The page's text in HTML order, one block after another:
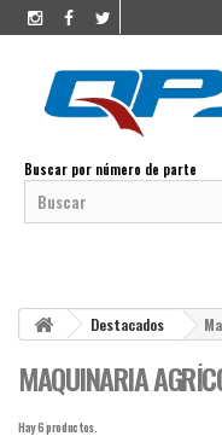
Buscar por número de parte
Destacados
MAQUINARIA
Hay 6 productos.